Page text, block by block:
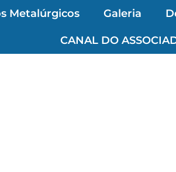
Metalúrgicos Galeria
CANAL DO